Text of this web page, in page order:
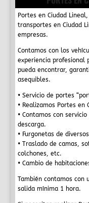
Portes en Ciudad
transportes en Ciudad
empresas.
Contamos con los
experiencia profesional
pueda encontrar,
asequibles.
• Servicio de portes “
• Realizamos Portes en
• Contamos con
descarga.
• Furgonetas de
• Traslado de camas,
colchones, etc.
•Cambio de
También contamos con
salida mínima 1 hora.